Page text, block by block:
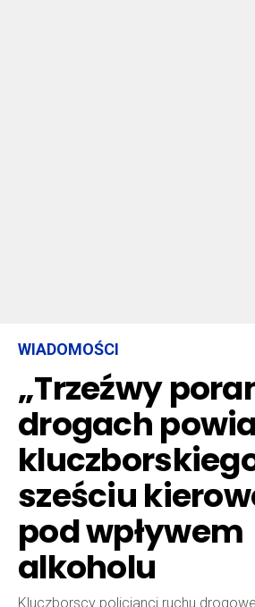
WIADOMOŚCI
„Trzeźwy
drogach
sześciu
pod wpływem
alkoholu
Kluczborscy policjanci ruchu